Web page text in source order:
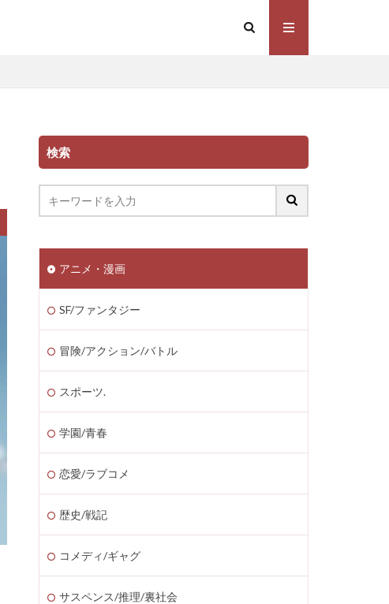
検索
アニメ・漫画
SF/ファンタジー
冒険/アクション/バトル
スポーツ.
学園/青春
恋愛/ラブコメ
歴史/戦記
コメディ/ギャグ
サスペンス/推理/裏社会